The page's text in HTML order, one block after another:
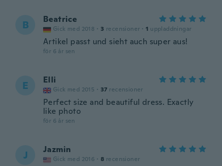
B Beatrice
Gick med 2018 · 3 recensioner · 1 uppladdningar
Artikel passt und sieht auch super aus!
för 6 år sen
E Elli
Gick med 2015 · 37 recensioner
Perfect size and beautiful dress. Exactly
like photo
för 6 år sen
J Jazmin
Gick med 2016 · 8 recensioner